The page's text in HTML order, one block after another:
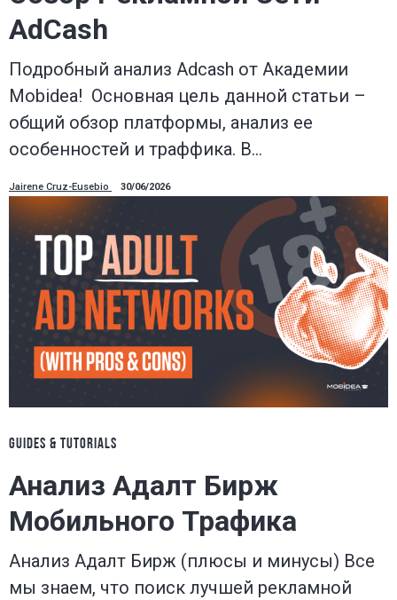
AdCash
Подробный анализ Adcash от Академии
Mobidea! Основная цель данной статьи –
общий обзор платформы, анализ ее
особенностей и траффика. В…
Jairene Cruz-Eusebio 30/06/2026
GUIDES & TUTORIALS
Анализ Адалт Бирж
Мобильного Трафика
Анализ Адалт Бирж (плюсы и минусы) Все
мы знаем, что поиск лучшей рекламной